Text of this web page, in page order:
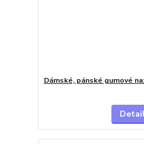
Dámské, pánské gumové